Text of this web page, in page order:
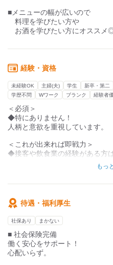
プライベート重視のフリーターも
週1日・1日4時間からの
シフトで自由に働けます！
■仲間と一緒に楽しく成長
社員登用制度もあり、
目指せる環境。
成長を
実感しながら働けます！
■メニューの幅が広いので
料理を学びたい方や
お酒を学びたい方にオススメ
経験・資格
未経験OK 主婦(夫) 学生 新卒・第二
学歴不問
Wワーク ブランク 経験者
＜必須＞
◆特にありません！
人柄と意欲を重視しています。
＜これが出来れば即戦力＞
◆接客や飲食業の経験がある方
◆コミュニケーションが得意で
◇臨機応変に動けるアクティブな
◇笑顔でお客様をお迎えするの
もっ
待遇・福利厚生
社保あり まかない
■ 社会保険完備
働く安心をサポート！
心配いらず。